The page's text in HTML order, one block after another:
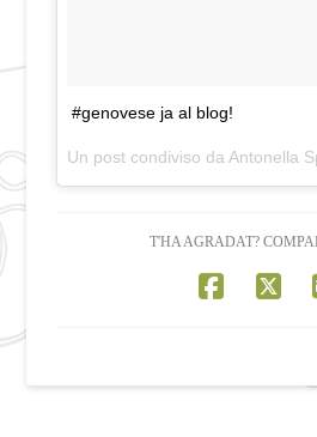
#genovese ja al blog!
T'HA AGRADAT?